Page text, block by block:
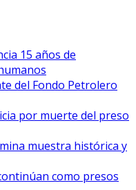
15 años de
del Fondo Petrolero
por muerte del preso
muestra histórica y
como presos